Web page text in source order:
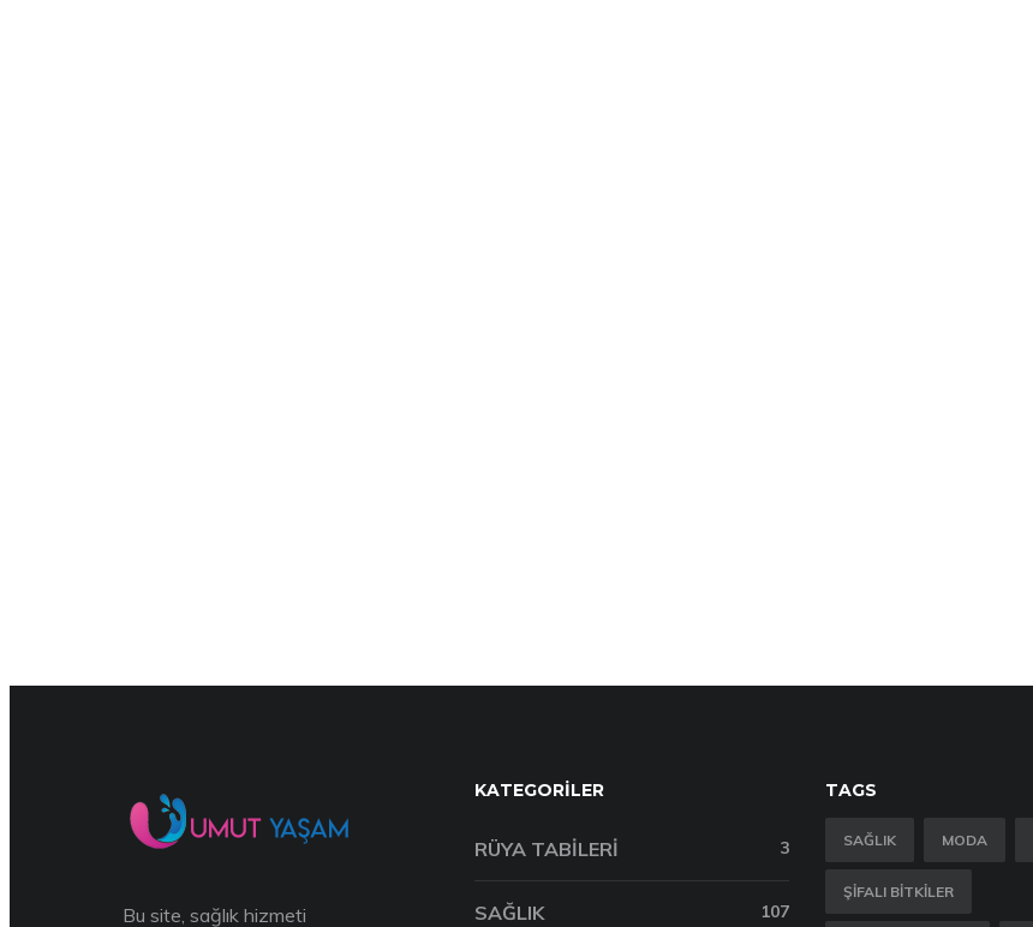
Bu site, sağlık hizmeti
KATEGORILER
RÜYA TABILERI 3
SAĞLIK 107
TAGS
SAĞLIK MODA
ŞIFALI BITKILER